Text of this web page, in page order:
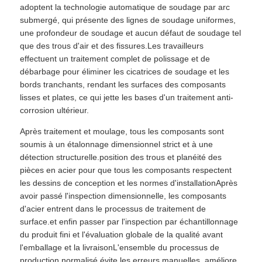
adoptent la technologie automatique de soudage par arc
submergé, qui présente des lignes de soudage uniformes,
une profondeur de soudage et aucun défaut de soudage tel
que des trous d'air et des fissures.Les travailleurs
effectuent un traitement complet de polissage et de
débarbage pour éliminer les cicatrices de soudage et les
bords tranchants, rendant les surfaces des composants
lisses et plates, ce qui jette les bases d'un traitement anti-
corrosion ultérieur.
Après traitement et moulage, tous les composants sont
soumis à un étalonnage dimensionnel strict et à une
détection structurelle.position des trous et planéité des
pièces en acier pour que tous les composants respectent
les dessins de conception et les normes d'installationAprès
avoir passé l'inspection dimensionnelle, les composants
d'acier entrent dans le processus de traitement de
surface.et enfin passer par l'inspection par échantillonnage
du produit fini et l'évaluation globale de la qualité avant
l'emballage et la livraisonL'ensemble du processus de